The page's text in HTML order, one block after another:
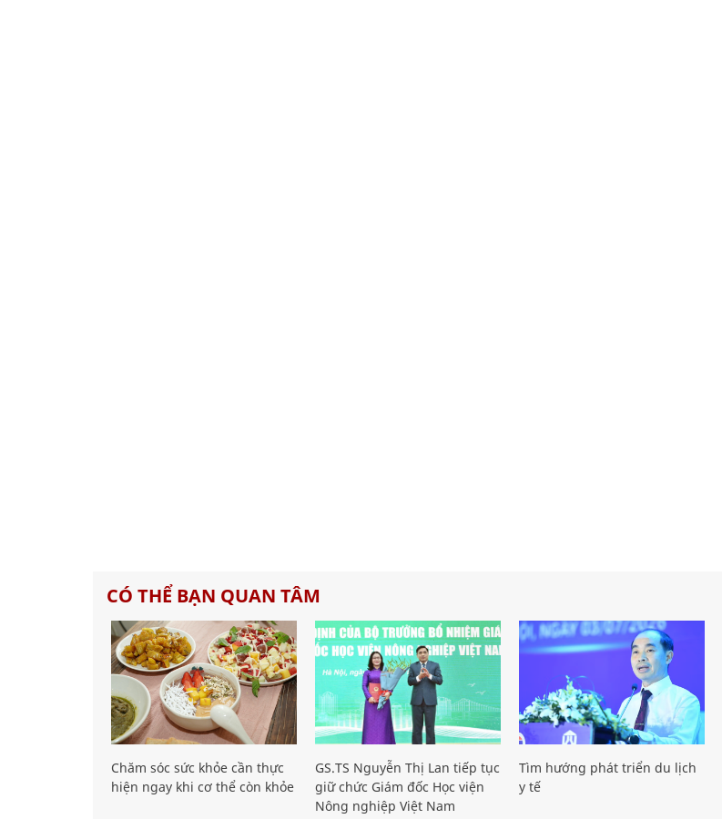
CÓ THỂ BẠN QUAN TÂM
Chăm sóc sức khỏe cần thực
hiện ngay khi cơ thể còn khỏe
GS.TS Nguyễn Thị Lan tiếp tục
giữ chức Giám đốc Học viện
Nông nghiệp Việt Nam
Tìm hướng phát triển du lịch
y tế